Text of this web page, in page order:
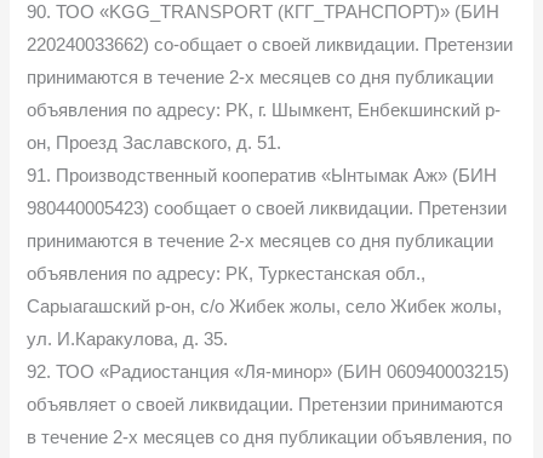
90. ТОО «KGG_TRANSPORT (КГГ_ТРАНСПОРТ)» (БИН
220240033662) со-общает о своей ликвидации. Претензии
принимаются в течение 2-х месяцев со дня публикации
объявления по адресу: РК, г. Шымкент, Енбекшинский р-
он, Проезд Заславского, д. 51.
91. Производственный кооператив «Ынтымак Аж» (БИН
980440005423) сообщает о своей ликвидации. Претензии
принимаются в течение 2-х месяцев со дня публикации
объявления по адресу: РК, Туркестанская обл.,
Сарыагашский р-он, с/о Жибек жолы, село Жибек жолы,
ул. И.Каракулова, д. 35.
92. ТОО «Радиостанция «Ля-минор» (БИН 060940003215)
объявляет о своей ликвидации. Претензии принимаются
в течение 2-х месяцев со дня публикации объявления, по